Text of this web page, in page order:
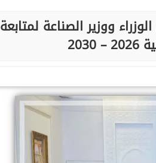
ووزير الصناعة لمتابعة